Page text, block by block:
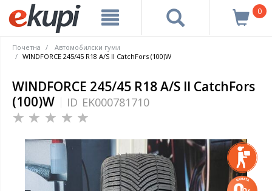
0
Почетна
Автомобилски гуми
WINDFORCE 245/45 R18 A/S II CatchFors (100)W
WINDFORCE 245/45 R18 A/S II CatchFors
(100)W
ID EK000781710